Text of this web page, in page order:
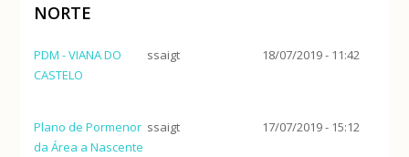
NORTE
PDM - VIANA DO
CASTELO
ssaigt 18/07/2019 - 11:42
Plano de Pormenor
da Área a Nascente
ssaigt 17/07/2019 - 15:12